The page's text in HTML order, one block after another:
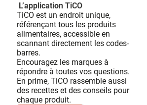
L’application TiCO
TiCO est un endroit unique,
référençant tous les produits
alimentaires, accessible en
scannant directement les codes-
barres.
Encouragez les marques à
répondre à toutes vos questions.
En prime, TiCO rassemble aussi
des recettes et des conseils pour
chaque produit.